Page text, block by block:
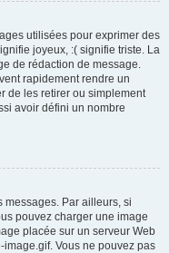
utilisées pour exprimer des
joyeux, :( signifie triste. La
de rédaction de message.
rapidement rendre un
de les retirer ou simplement
avoir défini un nombre
messages. Par ailleurs, si
pouvez charger une image
placée sur un serveur Web
Vous ne pouvez pas